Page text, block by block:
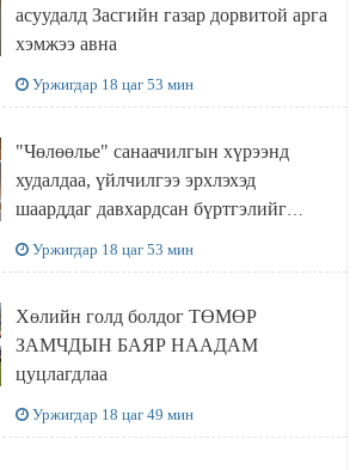
асуудалд Засгийн газар дорвитой арга
хэмжээ авна
Уржигдар 18 цаг 53 мин
"Чөлөөлье" санаачилгын хүрээнд
худалдаа, үйлчилгээ эрхлэхэд
шаарддаг давхардсан бүртгэлийг
хүчингүй болгох тогтоолын төслийг
баталлаа
Уржигдар 18 цаг 53 мин
Хөлийн голд болдог ТӨМӨР
ЗАМЧДЫН БАЯР НААДАМ
цуцлагдлаа
Уржигдар 18 цаг 49 мин